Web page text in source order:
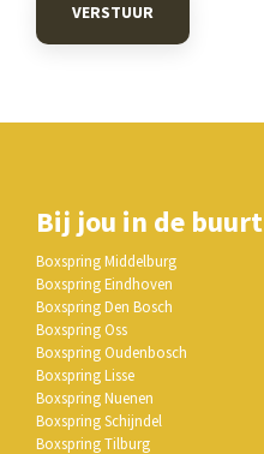
VERSTUUR
Bij jou in de buurt
Boxspring Middelburg
Boxspring Eindhoven
Boxspring Den Bosch
Boxspring Oss
Boxspring Oudenbosch
Boxspring Lisse
Boxspring Nuenen
Boxspring Schijndel
Boxspring Tilburg